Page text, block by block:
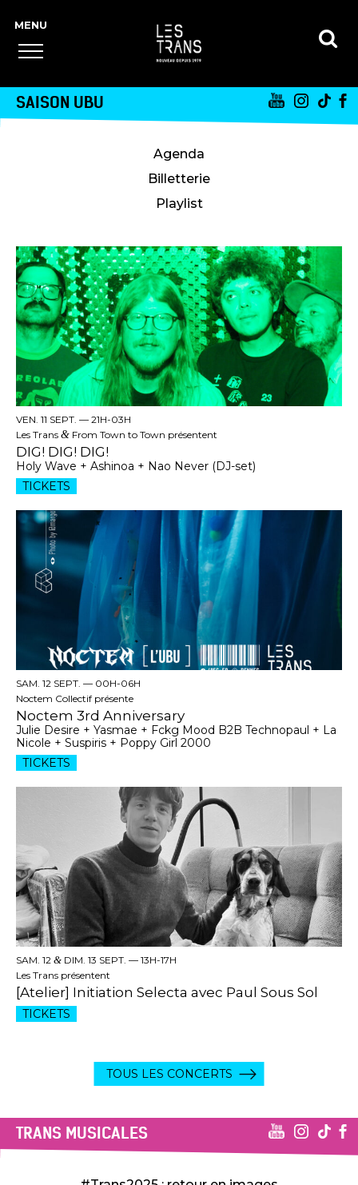
SAISON UBU
Agenda
Billetterie
Playlist
VEN. 11 SEPT. — 21H-03H
Les Trans & From Town to Town présentent
DIG! DIG! DIG!
Holy Wave + Ashinoa + Nao Never (DJ-set)
TICKETS
SAM. 12 SEPT. — 00H-06H
Noctem Collectif présente
Noctem 3rd Anniversary
Julie Desire + Yasmae + Fckg Mood B2B Technopaul + La
Nicole + Suspiris + Poppy Girl 2000
TICKETS
SAM. 12 & DIM. 13 SEPT. — 13H-17H
Les Trans présentent
[Atelier] Initiation Selecta avec Paul Sous Sol
TICKETS
TOUS LES CONCERTS
TRANS MUSICALES